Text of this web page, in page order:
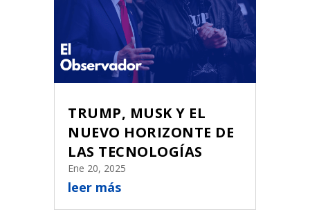
TRUMP, MUSK Y EL
NUEVO HORIZONTE DE
LAS TECNOLOGÍAS
Ene 20, 2025
leer más